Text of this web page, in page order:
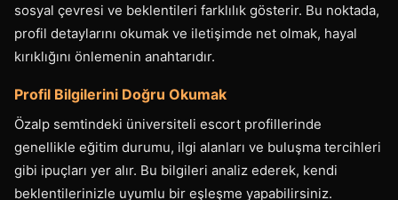
sosyal çevresi ve beklentileri farklılık gösterir. Bu noktada,
profil detaylarını okumak ve iletişimde net olmak, hayal
kırıklığını önlemenin anahtarıdır.
Profil Bilgilerini Doğru Okumak
Özalp semtindeki üniversiteli escort profillerinde
genellikle eğitim durumu, ilgi alanları ve buluşma tercihleri
gibi ipuçları yer alır. Bu bilgileri analiz ederek, kendi
beklentilerinizle uyumlu bir eşleşme yapabilirsiniz.